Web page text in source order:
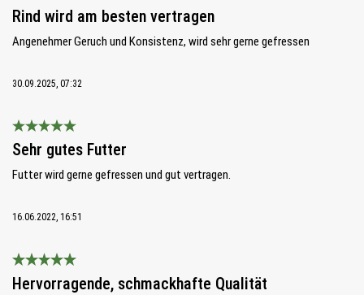
Rind wird am besten vertragen
Angenehmer Geruch und Konsistenz, wird sehr gerne gefressen
30.09.2025, 07:32
Bewertung mit 5 von 5 Sternen
Sehr gutes Futter
Futter wird gerne gefressen und gut vertragen.
16.06.2022, 16:51
Bewertung mit 5 von 5 Sternen
Hervorragende, schmackhafte Qualität